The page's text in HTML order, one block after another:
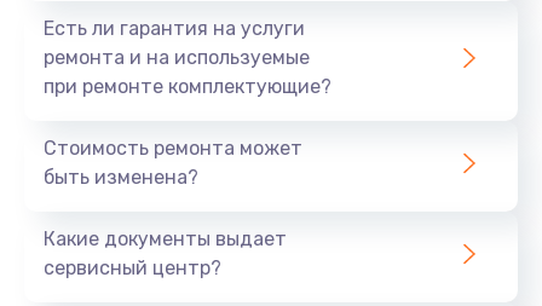
Есть ли гарантия на услуги
ремонта и на используемые
при ремонте комплектующие?
Стоимость ремонта может
быть изменена?
Какие документы выдает
сервисный центр?